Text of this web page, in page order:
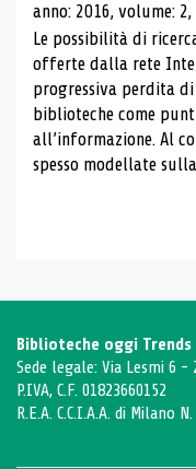
anno: 2016, volume:
Le possibilità di
offerte dalla rete
progressiva perdita
biblioteche come
all’informazione. Al
spesso modellate
Biblioteche oggi Trends
Sede legale: Via Lesmi 6 -
P.IVA, C.F. 01823660152
R.E.A. C.C.I.A.A. di Milano